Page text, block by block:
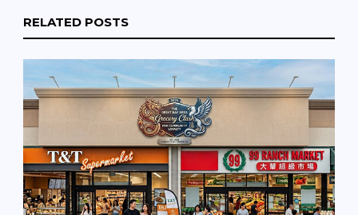
RELATED POSTS